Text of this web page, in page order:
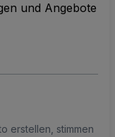
und Angebote
erstellen, stimmen